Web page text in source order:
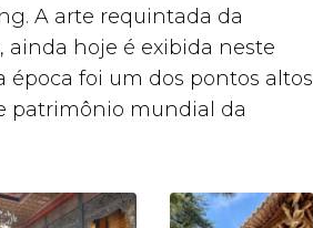
A arte requintada da
ainda hoje é exibida neste
foi um dos pontos altos
patrimônio mundial da